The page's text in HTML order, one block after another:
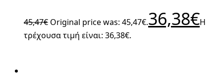
45,47€ Original price was: 45,47€.36,38€Η
τρέχουσα τιμή είναι: 36,38€.